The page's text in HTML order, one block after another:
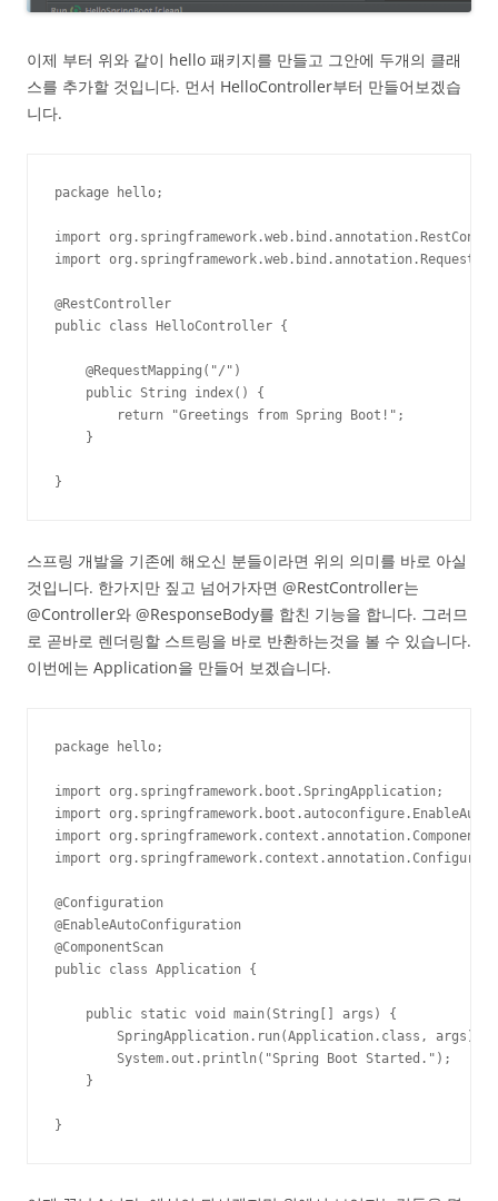
이제 부터 위와 같이 hello 패키지를 만들고 그안에 두개의 클래
스를 추가할 것입니다. 먼서 HelloController부터 만들어보겠습
니다.
package hello;
import
import
@RestController
public class HelloController {
    @RequestMapping("/")
    public String index() {
        return "Greetings from Spring Boot!";
    }
}
스프링 개발을 기존에 해오신 분들이라면 위의 의미를 바로 아실
것입니다. 한가지만 짚고 넘어가자면 @RestController는
@Controller와 @ResponseBody를 합친 기능을 합니다. 그러므
로 곧바로 렌더링할 스트링을 바로 반환하는것을 볼 수 있습니다.
이번에는 Application을 만들어 보겠습니다.
package hello;
import org.springframework.boot.SpringApplication;
import
import
import
@Configuration
@EnableAutoConfiguration
@ComponentScan
public class Application {
    public static void main(String[] args) {
        SpringApplication.run(Application.class, args);
        System.out.println("Spring Boot Started.");
    }
}